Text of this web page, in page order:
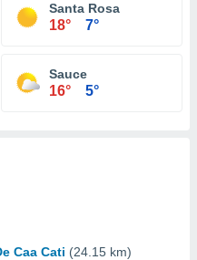
Santa Rosa
18° 7°
Sauce
16° 5°
Caa Cati (24.15 km)